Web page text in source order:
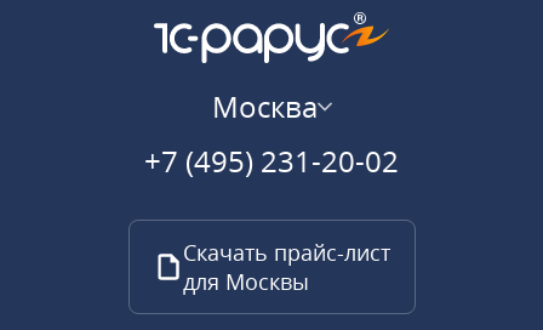
Москва
+7 (495) 231-20-02
Скачать прайс-лист
для Москвы